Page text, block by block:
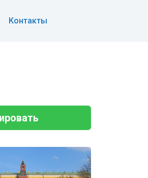
Контакты